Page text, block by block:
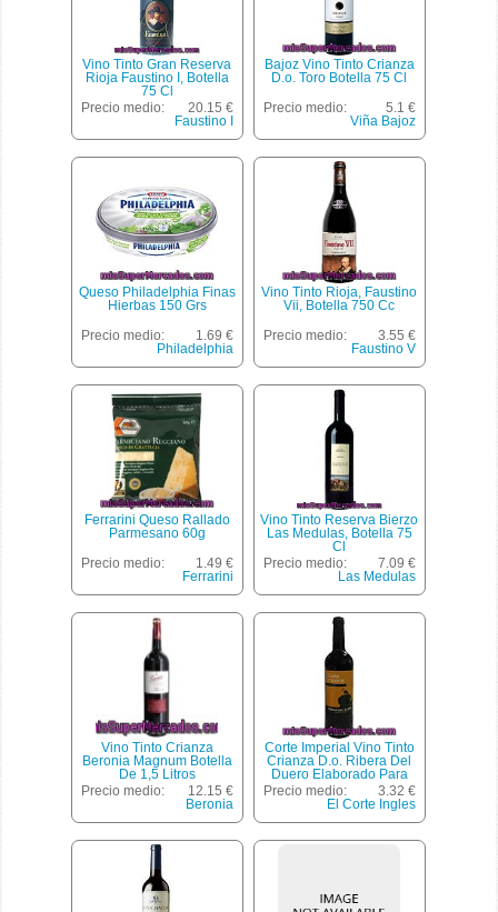
Vino Tinto Gran Reserva
Rioja Faustino I, Botella
75 Cl
Precio medio:
20.15 €
Faustino I
Bajoz Vino Tinto Crianza
D.o. Toro Botella 75 Cl
Precio medio:
5.1 €
Viña Bajoz
Queso Philadelphia Finas
Hierbas 150 Grs
Precio medio:
1.69 €
Philadelphia
Vino Tinto Rioja, Faustino
Vii, Botella 750 Cc
Precio medio:
3.55 €
Faustino V
Ferrarini Queso Rallado
Parmesano 60g
Precio medio:
1.49 €
Ferrarini
Vino Tinto Reserva Bierzo
Las Medulas, Botella 75
Cl
Precio medio:
7.09 €
Las Medulas
Vino Tinto Crianza
Beronia Magnum Botella
De 1,5 Litros
Precio medio:
12.15 €
Beronia
Corte Imperial Vino Tinto
Crianza D.o. Ribera Del
Duero Elaborado Para
Grupo El Corte Inglés
Botella 75 Cl
Precio medio:
3.32 €
El Corte Ingles